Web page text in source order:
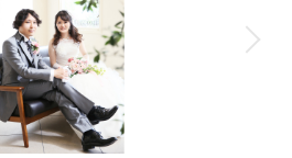
会食
族用衣装レンタル
お得に撮影できます！！
プ料金なしでお好きな衣装を選べます♪
場所全てが撮影スポットです☆